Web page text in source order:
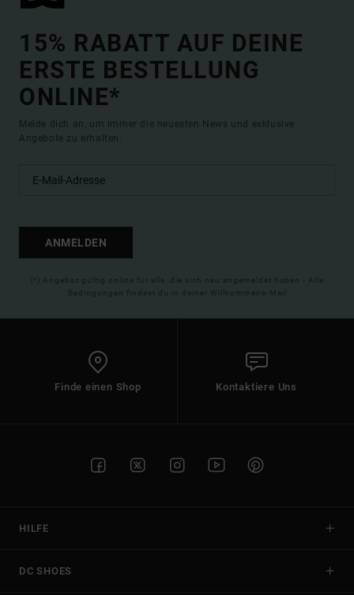
15% RABATT AUF DEINE
ERSTE BESTELLUNG
ONLINE*
Melde dich an, um immer die neuesten News und exklusive
Angebote zu erhalten.
ANMELDEN
(*) Angebot gültig online für alle, die sich neu angemeldet haben - Alle
Bedingungen findest du in deiner Willkommens-Mail
Finde einen Shop Kontaktiere Uns
HILFE
DC SHOES